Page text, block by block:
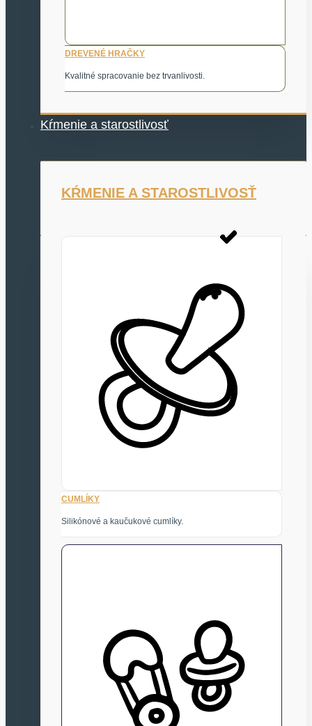
DREVENÉ HRAČKY
Kvalitné spracovanie bez trvanlivosti.
Kŕmenie a starostlivosť
KŔMENIE A STAROSTLIVOSŤ
CUMLÍKY
Silikónové a kaučukové cumlíky.